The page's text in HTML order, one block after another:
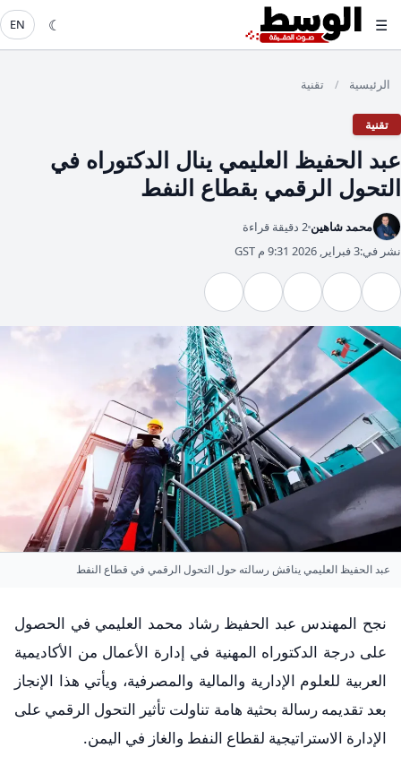
☰
☾
EN
الرئيسية / تقنية
تقنية
عبد الحفيظ العليمي ينال الدكتوراه في
التحول الرقمي بقطاع النفط
محمد شاهين 2 دقيقة قراءة
نشر في:3 فبراير, 2026 9:31 م GST
عبد الحفيظ العليمي يناقش رسالته حول التحول الرقمي في قطاع النفط
نجح المهندس عبد الحفيظ رشاد محمد العليمي في الحصول
على درجة الدكتوراه المهنية في إدارة الأعمال من الأكاديمية
العربية للعلوم الإدارية والمالية والمصرفية، ويأتي هذا الإنجاز
بعد تقديمه رسالة بحثية هامة تناولت تأثير التحول الرقمي على
الإدارة الاستراتيجية لقطاع النفط والغاز في اليمن.